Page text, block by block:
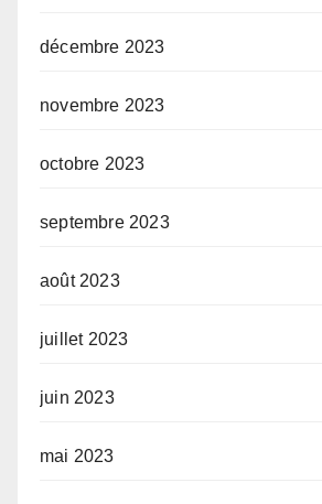
décembre 2023
novembre 2023
octobre 2023
septembre 2023
août 2023
juillet 2023
juin 2023
mai 2023